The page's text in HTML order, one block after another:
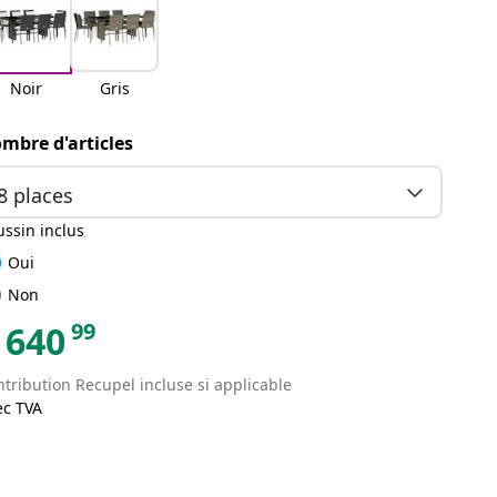
Noir Gris
d'articles
places
inclus
Oui
Non
64099
Recupel incluse si applicable
TVA